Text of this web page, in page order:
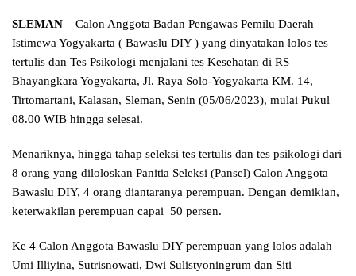
SLEMAN– Calon Anggota Badan Pengawas Pemilu Daerah
Istimewa Yogyakarta ( Bawaslu DIY ) yang dinyatakan lolos tes
tertulis dan Tes Psikologi menjalani tes Kesehatan di RS
Bhayangkara Yogyakarta, Jl. Raya Solo-Yogyakarta KM. 14,
Tirtomartani, Kalasan, Sleman, Senin (05/06/2023), mulai Pukul
08.00 WIB hingga selesai.
Menariknya, hingga tahap seleksi tes tertulis dan tes psikologi dari
8 orang yang diloloskan Panitia Seleksi (Pansel) Calon Anggota
Bawaslu DIY, 4 orang diantaranya perempuan. Dengan demikian,
keterwakilan perempuan capai 50 persen.
Ke 4 Calon Anggota Bawaslu DIY perempuan yang lolos adalah
Umi Illiyina, Sutrisnowati, Dwi Sulistyoningrum dan Siti